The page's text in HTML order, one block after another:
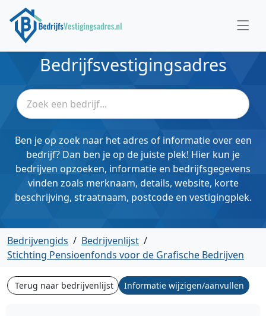
Bedrijfsvestigingsadres
Ben je op zoek naar het adres of informatie over een
bedrijf? Dan ben je op de juiste plek! Hier kun je
bedrijven opzoeken, informatie en bedrijfsgegevens
vinden zoals merknaam, details, website, korte
beschrijving, straatnaam, postcode en vestigingplek.
Bedrijvengids / Bedrijvenlijst /
Stichting Pensioenfonds voor de Grafische Bedrijven
Terug naar bedrijvenlijst Informatie wijzigen/aanvullen